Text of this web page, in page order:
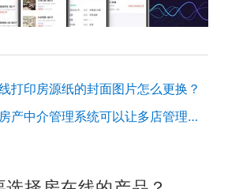
打印房源纸的封面图片怎么更换？
哪种房产中介管理系统可以让多店管理更轻松呢？